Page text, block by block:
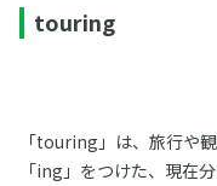
touring
「touring」は、旅行や
「ing」をつけた、現在